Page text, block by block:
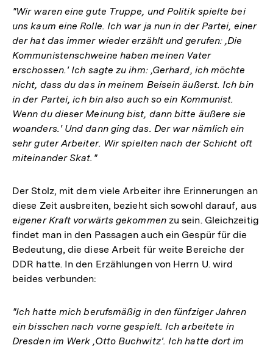
"Wir waren eine gute Truppe, und Politik spielte bei
uns kaum eine Rolle. Ich war ja nun in der Partei, einer
der hat das immer wieder erzählt und gerufen: ,Die
Kommunistenschweine haben meinen Vater
erschossen.' Ich sagte zu ihm: ,Gerhard, ich möchte
nicht, dass du das in meinem Beisein äußerst. Ich bin
in der Partei, ich bin also auch so ein Kommunist.
Wenn du dieser Meinung bist, dann bitte äußere sie
woanders.' Und dann ging das. Der war nämlich ein
sehr guter Arbeiter. Wir spielten nach der Schicht oft
miteinander Skat."
Der Stolz, mit dem viele Arbeiter ihre Erinnerungen an
diese Zeit ausbreiten, bezieht sich sowohl darauf, aus
eigener Kraft vorwärts gekommenzu sein. Gleichzeitig
findet man in den Passagen auch ein Gespür für die
Bedeutung, die diese Arbeit für weite Bereiche der
DDR hatte. In den Erzählungen von Herrn U. wird
beides verbunden:
"Ich hatte mich berufsmäßig in den fünfziger Jahren
ein bisschen nach vorne gespielt. Ich arbeitete in
Dresden im Werk ,Otto Buchwitz'. Ich hatte dort im